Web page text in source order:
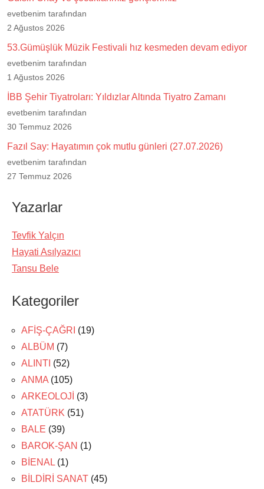
evetbenim tarafından
2 Ağustos 2026
53.Gümüşlük Müzik Festivali hız kesmeden devam ediyor
evetbenim tarafından
1 Ağustos 2026
İBB Şehir Tiyatroları: Yıldızlar Altında Tiyatro Zamanı
evetbenim tarafından
30 Temmuz 2026
Fazıl Say: Hayatımın çok mutlu günleri (27.07.2026)
evetbenim tarafından
27 Temmuz 2026
Yazarlar
Tevfik Yalçın
Hayati Asılyazıcı
Tansu Bele
Kategoriler
AFİŞ-ÇAĞRI (19)
ALBÜM (7)
ALINTI (52)
ANMA (105)
ARKEOLOJİ (3)
ATATÜRK (51)
BALE (39)
BAROK-ŞAN (1)
BİENAL (1)
BİLDİRİ SANAT (45)